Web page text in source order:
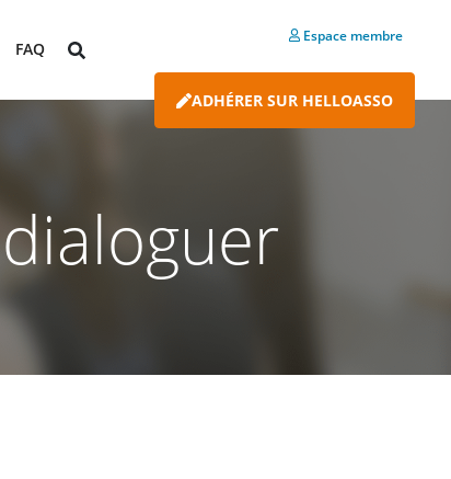
FAQ
Espace membre
ADHÉRER SUR HELLOASSO